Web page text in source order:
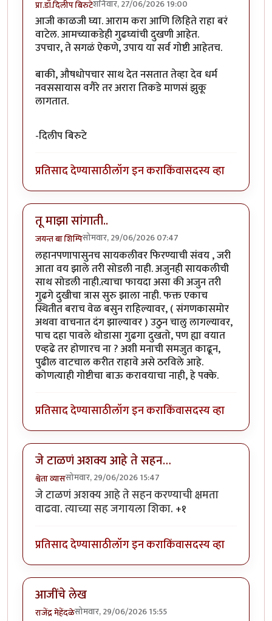
प्रा.डॉ.दिलीप बिरुटेशनिवार, 27/06/2026 19:00
आजी काळजी घ्या. आराम करा आणि लिहिते राहा बरं
वाटेल. आमच्याकडेही गुढघ्यांची दुखणी आहेत.
उपचार, ते सगळं ऐकणे, उपाय या सर्व गोष्टी आहेतच.
बाकी, औषधोपचार साथ देत नसतात तेव्हा देव धर्म
नवससायास वगैरे तर अरारा तिकडे माणसं झुकू
लागतात.
-दिलीप बिरुटे
प्रतिसाद देण्यासाठीलॉग इन कराकिंवासदस्य व्हा
तू माझा सांगाती..
जयन्त बा शिम्पिसोमवार, 29/06/2026 07:47
लहानपणापासुनच सायकलीवर फिरण्याची संवय , जरी
आता वय झाले तरी सोडली नाही. अजुनही सायकलीची
साथ सोडली नाही.त्याचा फायदा असा की अजुन तरी
गुढगे दुखीचा त्रास सुरु झाला नाही. फक्त एकाच
स्थितीत बराच वेळ बसुन राहिल्यावर, ( संगणकासमोर
अथवा वाचनात दंग झाल्यावर ) उठुन चालु लागल्यावर,
पाच दहा पावले थोडासा गुढगा दुखतो, पण ह्या वयात
एव्हढे तर होणारच ना ? अशी मनाची समजुत काढून,
पुढील वाटचाल करीत राहावे असे ठरविले आहे.
कोणत्याही गोष्टीचा बाऊ करावयाचा नाही, हे पक्के.
प्रतिसाद देण्यासाठीलॉग इन कराकिंवासदस्य व्हा
जे टाळणं अशक्य आहे ते सहन…
श्वेता व्याससोमवार, 29/06/2026 15:47
जे टाळणं अशक्य आहे ते सहन करण्याची क्षमता
वाढवा. त्याच्या सह जगायला शिका. +१
प्रतिसाद देण्यासाठीलॉग इन कराकिंवासदस्य व्हा
आजींचे लेख
राजेंद्र मेहेंदळेसोमवार, 29/06/2026 15:55